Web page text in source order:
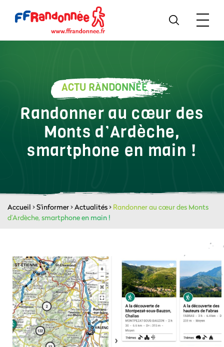
ACTU RANDONNÉE
Randonner au cœur des
Monts d’Ardèche,
smartphone en main !
Accueil >S'informer>Actualités> Randonner au cœur des Monts
d’Ardèche, smartphone en main !